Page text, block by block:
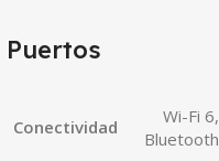
Puertos
Conectividad
Wi-Fi 6,
Bluetooth